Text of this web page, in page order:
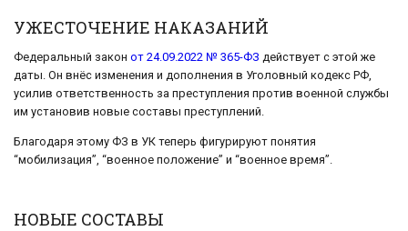
УЖЕСТОЧЕНИЕ НАКАЗАНИЙ
Федеральный закон от 24.09.2022 № 365-ФЗ действует с этой же
даты. Он внёс изменения и дополнения в Уголовный кодекс РФ,
усилив ответственность за преступления против военной службы
им установив новые составы преступлений.
Благодаря этому ФЗ в УК теперь фигурируют понятия
“мобилизация”, “военное положение” и “военное время”.
НОВЫЕ СОСТАВЫ